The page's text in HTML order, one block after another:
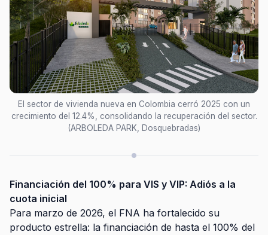
El sector de vivienda nueva en Colombia cerró 2025 con un
crecimiento del 12.4%, consolidando la recuperación del sector.
(ARBOLEDA PARK, Dosquebradas)
Financiación del 100% para VIS y VIP: Adiós a la
cuota inicial
Para marzo de 2026, el FNA ha fortalecido su
producto estrella: la financiación de hasta el 100% del